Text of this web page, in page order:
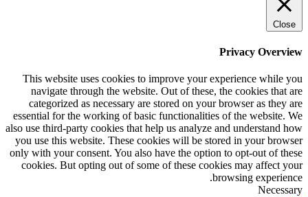
Close
Privacy Overview
This website uses cookies to improve your experience while you
navigate through the website. Out of these, the cookies that are
categorized as necessary are stored on your browser as they are
essential for the working of basic functionalities of the website. We
also use third-party cookies that help us analyze and understand how
you use this website. These cookies will be stored in your browser
only with your consent. You also have the option to opt-out of these
cookies. But opting out of some of these cookies may affect your
browsing experience.
Necessary